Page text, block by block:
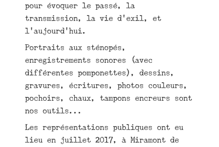
pour évoquer le passé, la
transmission, la vie d’exil, et
l’aujourd’hui.
Portraits aux sténopés,
enregistrements sonores (avec
différentes pomponettes), dessins,
gravures, écritures, photos couleurs,
pochoirs, chaux, tampons encreurs sont
nos outils...
Les représentations publiques ont eu
lieu en juillet 2017, à Miramont de